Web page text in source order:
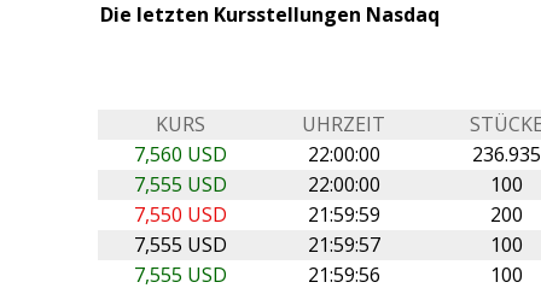
Die letzten Kursstellungen Nasdaq
KURS UHRZEIT
7,560 USD
22:00:00
236.935
7,555 USD
22:00:00
100
7,550 USD
21:59:59
200
7,555 USD
21:59:57
100
7,555 USD
21:59:56 100